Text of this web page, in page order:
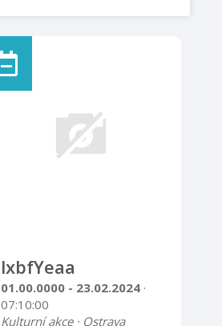
lxbfYeaa
01.00.0000 - 23.02.2024 ·
07:10:00
Kulturní akce · Ostrava